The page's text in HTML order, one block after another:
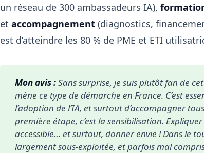
un réseau de 300 ambassadeurs IA),
et accompagnement (diagnostics,
est d’atteindre les 80 % de PME et ETI
Mon avis :Sans surprise, je suis plutôt fan de
mène ce type de démarche en France. C’est
l’adoption de l’IA, et surtout d’accompagner
première étape, c’est la sensibilisation.
accessible… et surtout, donner envie ! Dans le
largement sous-exploitée, et parfois mal